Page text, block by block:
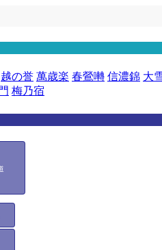
越の誉 萬歳楽 春鶯囀 信濃錦 大
梅乃宿